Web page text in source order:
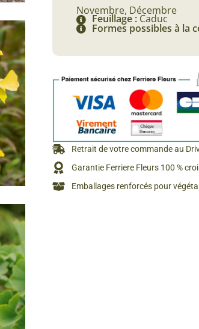
Novembre, Décembre
Feuillage : Caduc
Formes possibles à la
Retrait de votre commande au
Garantie Ferriere Fleurs 100 %
Emballages renforcés pour